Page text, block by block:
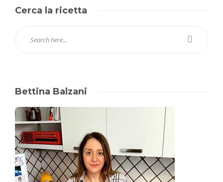
Cerca la ricetta
Bettina Balzani